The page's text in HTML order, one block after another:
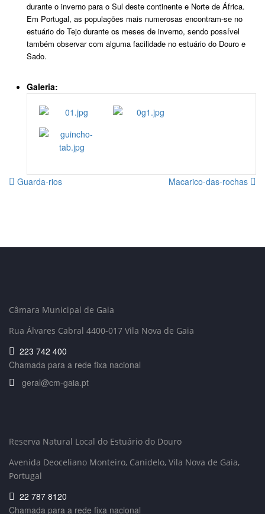
durante o inverno para o Sul deste continente e Norte de África.
Em Portugal, as populações mais numerosas encontram-se no
estuário do Tejo durante os meses de inverno, sendo possível
também observar com alguma facilidade no estuário do Douro e
Sado.
Galeria:
Guarda-rios Macarico-das-rochas
Câmara Municipal de Gaia
Rua Álvares Cabral 4400-017 Vila Nova de Gaia
223 742 400
Chamada para a rede fixa nacional
geral@cm-gaia.pt
Reserva Natural Local do Estuário do Douro
Avenida Deoceliano Monteiro, Canidelo, Vila Nova de Gaia,
Portugal
22 787 8120
Chamada para a rede fixa nacional